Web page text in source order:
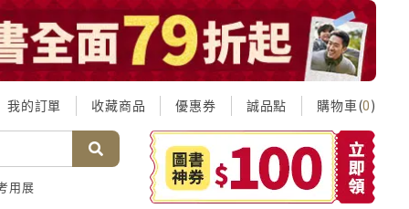
我的訂單 收藏商品 優惠券 誠品點 購物車(0)
用展